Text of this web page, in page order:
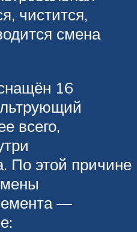
чистится,
смена
16
всего,
По этой причине
—